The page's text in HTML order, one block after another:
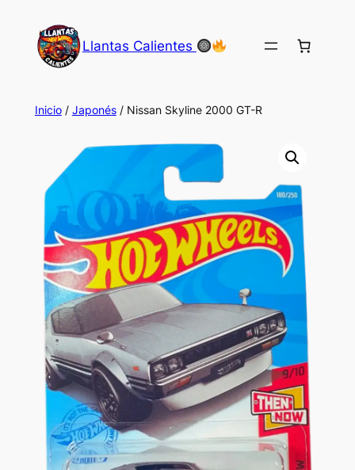
contenido
Llantas Calientes
Inicio/ Japonés/ Nissan Skyline 2000 GT-R